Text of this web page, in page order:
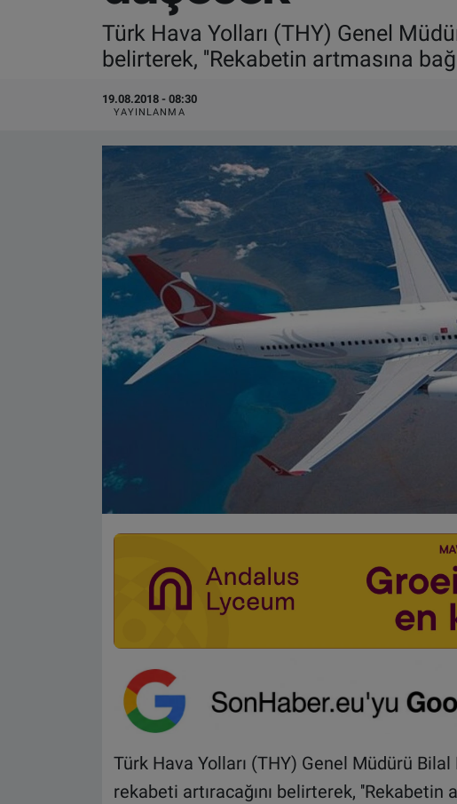
Türk Hava Yolları (THY) Genel
belirterek, ''Rekabetin artmasına
19.08.2018 - 08:30
YAYINLANMA
Türk Hava Yolları (THY) Genel Müdürü
rekabeti artıracağını belirterek, ''Rekabetin
VIDEO GALERİ